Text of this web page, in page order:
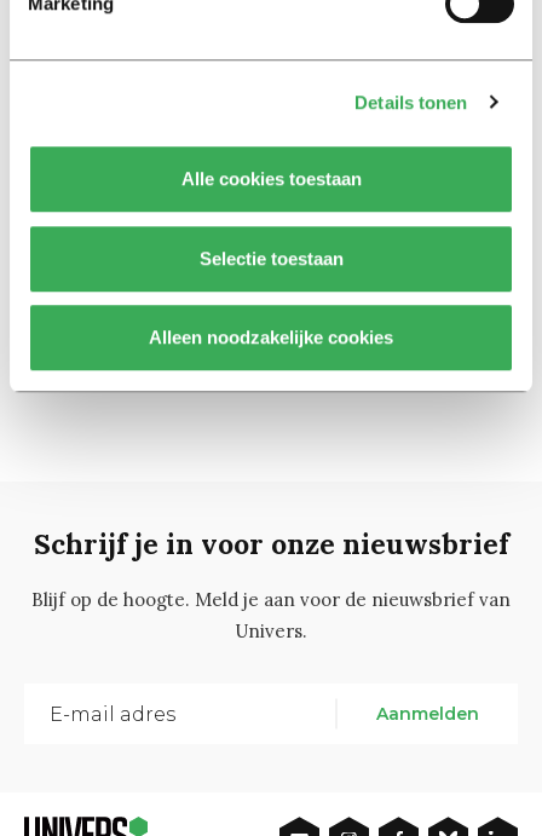
Details tonen
Alle cookies toestaan
Selectie toestaan
Alleen noodzakelijke cookies
Nieuws
1 2 3 4
Schrijf je in voor onze nieuwsbrief
Blijf op de hoogte. Meld je aan voor de nieuwsbrief van
Univers.
Aanmelden